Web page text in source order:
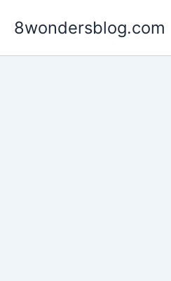
para
conteúdo
8wondersblog.com